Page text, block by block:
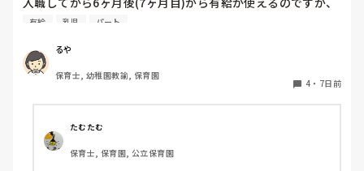
今4ヶ月。
今までは4ヶ月目から使えていたような？
皆さんのところは新しい職員はいつから有給が使用出来ます
か？
有給 乳児 パート
るや
保育士, 幼稚園教諭, 保育園
4 ・ 7日前
たむたむ
保育士, 保育園, 公立保育園